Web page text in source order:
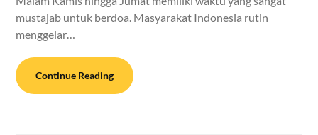
mustajab untuk berdoa. Masyarakat Indonesia rutin
menggelar…
Continue Reading